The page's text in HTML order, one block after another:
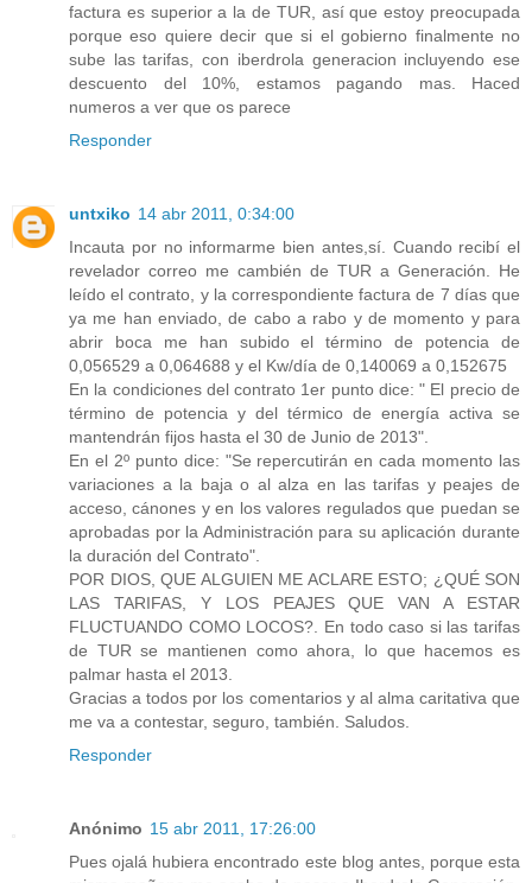
factura es superior a la de TUR, así que estoy preocupada
porque eso quiere decir que si el gobierno finalmente no
sube las tarifas, con iberdrola generacion incluyendo ese
descuento del 10%, estamos pagando mas. Haced
numeros a ver que os parece
Responder
untxiko 14 abr 2011, 0:34:00
Incauta por no informarme bien antes,sí. Cuando recibí el
revelador correo me cambién de TUR a Generación. He
leído el contrato, y la correspondiente factura de 7 días que
ya me han enviado, de cabo a rabo y de momento y para
abrir boca me han subido el término de potencia de
0,056529 a 0,064688 y el Kw/día de 0,140069 a 0,152675
En la condiciones del contrato 1er punto dice: " El precio de
término de potencia y del térmico de energía activa se
mantendrán fijos hasta el 30 de Junio de 2013".
En el 2º punto dice: "Se repercutirán en cada momento las
variaciones a la baja o al alza en las tarifas y peajes de
acceso, cánones y en los valores regulados que puedan se
aprobadas por la Administración para su aplicación durante
la duración del Contrato".
POR DIOS, QUE ALGUIEN ME ACLARE ESTO; ¿QUÉ SON
LAS TARIFAS, Y LOS PEAJES QUE VAN A ESTAR
FLUCTUANDO COMO LOCOS?. En todo caso si las tarifas
de TUR se mantienen como ahora, lo que hacemos es
palmar hasta el 2013.
Gracias a todos por los comentarios y al alma caritativa que
me va a contestar, seguro, también. Saludos.
Responder
Anónimo 15 abr 2011, 17:26:00
Pues ojalá hubiera encontrado este blog antes, porque esta